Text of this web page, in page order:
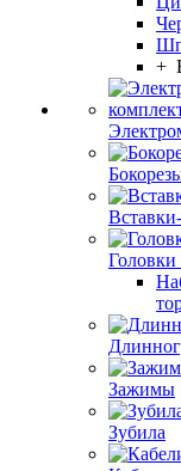
+
Головки
Зажимы
Зубила